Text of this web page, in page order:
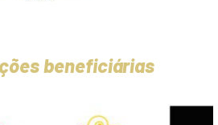
beneficiárias